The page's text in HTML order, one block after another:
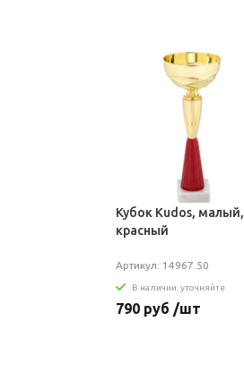
Кубок Kudos, малый,
красный
Артикул: 14967.50
В наличии: уточняйте
790 руб /шт